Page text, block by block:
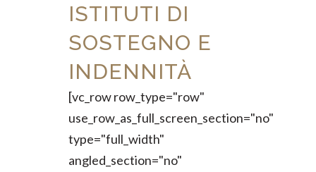
ISTITUTI DI
SOSTEGNO E
INDENNITÀ
[vc_row row_type="row"
use_row_as_full_screen_section="no"
type="full_width"
angled_section="no"